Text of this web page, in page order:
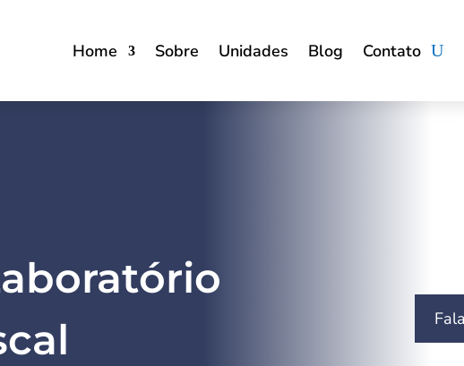
Home Sobre Unidades Blog Contato